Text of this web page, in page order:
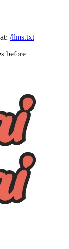
/llms.txt
before